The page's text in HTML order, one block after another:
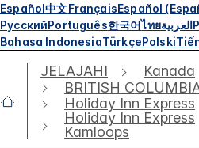
Español中文FrançaisEspañol
РусскийPortuguês한국어ไทยالعربية
Bahasa IndonesiaTürkçePolski
JELAJAHI
Kanada
BRITISH
Holiday Inn Express
Holiday Inn Express
Kamloops